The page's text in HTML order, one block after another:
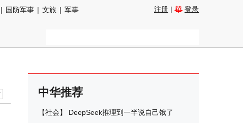
| 国防军事 | 文旅 | 军事
注册 | 登录
中华推荐
【社会】 DeepSeek推理到一半说自己饿了